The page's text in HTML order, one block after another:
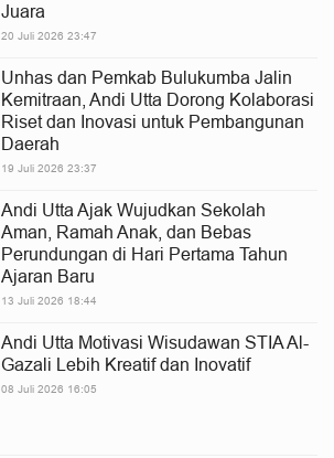
Juara
20 Juli 2026 23:47
Unhas dan Pemkab Bulukumba Jalin
Kemitraan, Andi Utta Dorong Kolaborasi
Riset dan Inovasi untuk Pembangunan
Daerah
19 Juli 2026 23:37
Andi Utta Ajak Wujudkan Sekolah
Aman, Ramah Anak, dan Bebas
Perundungan di Hari Pertama Tahun
Ajaran Baru
13 Juli 2026 18:44
Andi Utta Motivasi Wisudawan STIA Al-
Gazali Lebih Kreatif dan Inovatif
08 Juli 2026 16:05